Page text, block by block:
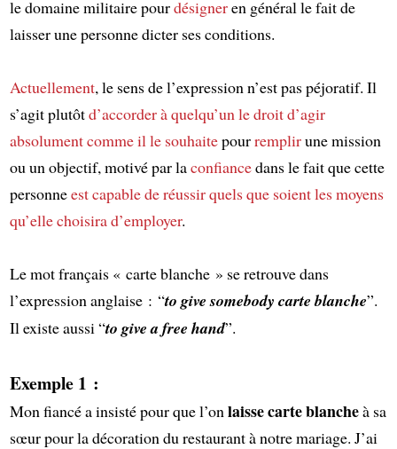
le domaine militaire pourdésigneren général le fait de
laisser une personne dicter ses conditions.
Actuellement, le sens de l’expression n’est pas péjoratif. Il
s’agit plutôtd’accorder à quelqu’un le droit d’agir
absolument comme il le souhaitepourremplirune mission
ou un objectif, motivé par laconfiancedans le fait que cette
personneest capable de réussirquels que soient les moyens
qu’elle choisira d’employer.
Le mot français « carte blanche » se retrouve dans
l’expression anglaise : “to give somebody carte blanche”.
Il existe aussi “to give a free hand”.
Exemple 1 :
Mon fiancé a insisté pour que l’on laisse carte blancheà sa
sœur pour la décoration du restaurant à notre mariage. J’ai